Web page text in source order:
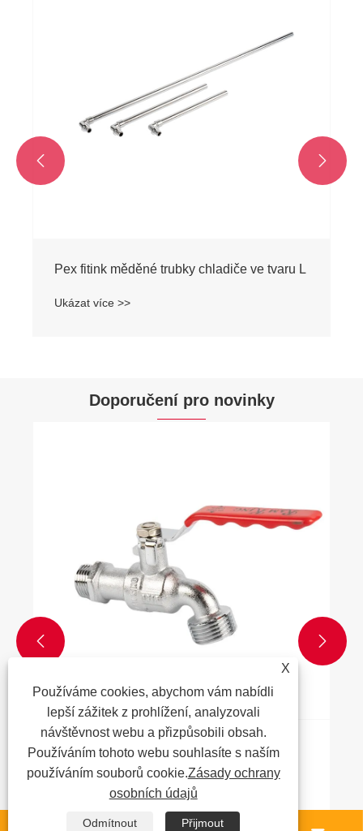
 
Doporučení pro novinky
 
X
Používáme cookies, abychom vám nabídli
lepší zážitek z prohlížení, analyzovali
návštěvnost webu a přizpůsobili obsah.
Používáním tohoto webu souhlasíte s naším
používáním souborů cookie.Zásady ochrany
osobních údajů
Odmítnout Přijmout